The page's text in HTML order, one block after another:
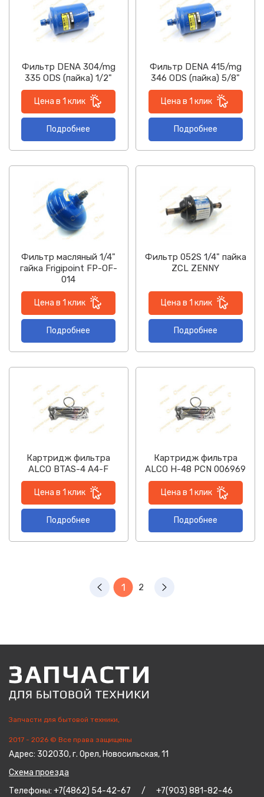
Фильтр DENA 304/mg
335 ODS (пайка) 1/2"
Цена в 1 клик
Подробнее
Фильтр DENA 415/mg
346 ODS (пайка) 5/8"
Цена в 1 клик
Подробнее
Фильтр масляный 1/4"
гайка Frigipoint FP-OF-
014
Цена в 1 клик
Подробнее
Фильтр 052S 1/4" пайка
ZCL ZENNY
Цена в 1 клик
Подробнее
Картридж фильтра
ALCO BTAS-4 A4-F
Цена в 1 клик
Подробнее
Картридж фильтра
ALCO H-48 PCN 006969
Цена в 1 клик
Подробнее
1 2
Запчасти для бытовой техники,
2017 - 2026 © Все права защищены
Адрес: 302030, г. Орел, Новосильская, 11
Схема проезда
Телефоны: +7(4862) 54-42-67 / +7(903) 881-82-46